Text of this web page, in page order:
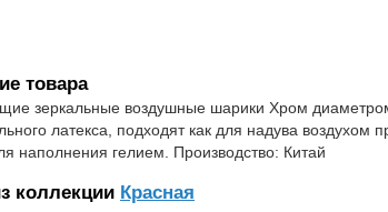
товара
зеркальные воздушные шарики Хром
латекса, подходят как для надува
наполнения гелием. Производство: Китай
коллекции Красная